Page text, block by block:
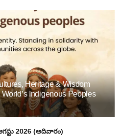
Heritage & Wisdom
Indigenous Peoples
2026 (ఆదివారం)